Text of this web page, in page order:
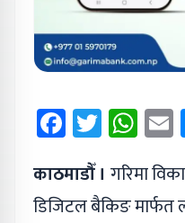
Facebook
काठमाडौँ । गरिमा
डिजिटल बैकिङ